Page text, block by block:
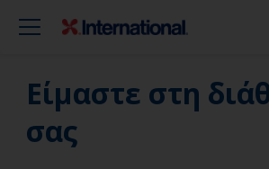
Είμαστε στη
σας